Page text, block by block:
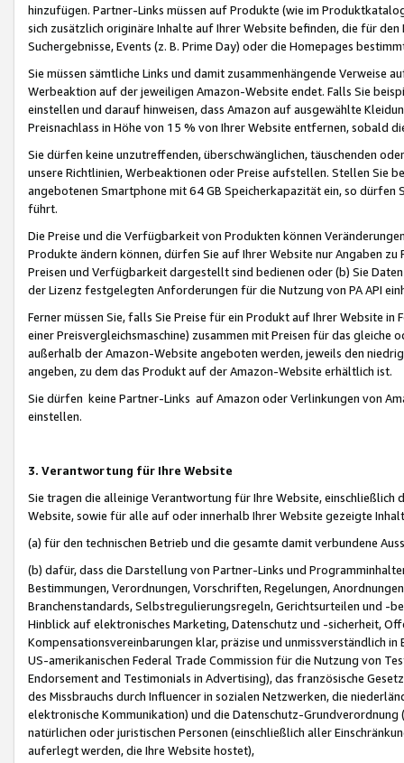
hinzufügen. Partner-Links müssen auf Produkte (wie im
sich zusätzlich originäre Inhalte auf Ihrer Website befinden, die für
Suchergebnisse, Events (z. B. Prime Day) oder die Homepages
Sie müssen sämtliche Links und damit zusammenhängende
Werbeaktion auf der jeweiligen Amazon-Website endet. Falls Sie
einstellen und darauf hinweisen, dass Amazon auf ausgewählte
Preisnachlass in Höhe von 15 % von Ihrer Website entfernen, sobald
Sie dürfen keine unzutreffenden, überschwänglichen, täuschenden
unsere Richtlinien, Werbeaktionen oder Preise aufstellen. Stellen Sie
angebotenen Smartphone mit 64 GB Speicherkapazität ein, so dürfen
führt.
Die Preise und die Verfügbarkeit von Produkten können
Produkte ändern können, dürfen Sie auf Ihrer Website nur Angaben
Preisen und Verfügbarkeit dargestellt sind bedienen oder (b) Sie
der Lizenz festgelegten Anforderungen für die Nutzung von PA API
Ferner müssen Sie, falls Sie Preise für ein Produkt auf Ihrer Website
einer Preisvergleichsmaschine) zusammen mit Preisen für das
außerhalb der Amazon-Website angeboten werden, jeweils den
angeben, zu dem das Produkt auf der Amazon-Website erhältlich ist.
Sie dürfen keine Partner-Links auf Amazon oder Verlinkungen von
einstellen.
3. Verantwortung für Ihre Website
Sie tragen die alleinige Verantwortung für Ihre Website,
Website, sowie für alle auf oder innerhalb Ihrer Website gezeigte
(a) für den technischen Betrieb und die gesamte damit verbundene
(b) dafür, dass die Darstellung von Partner-Links und
Bestimmungen, Verordnungen, Vorschriften, Regelungen,
Branchenstandards, Selbstregulierungsregeln, Gerichtsurteilen und -
Hinblick auf elektronisches Marketing, Datenschutz und -sicherheit,
Kompensationsvereinbarungen klar, präzise und unmissverständlich
US-amerikanischen Federal Trade Commission für die Nutzung von
Endorsement and Testimonials in Advertising), das französische
des Missbrauchs durch Influencer in sozialen Netzwerken, die
elektronische Kommunikation) und die Datenschutz-
natürlichen oder juristischen Personen (einschließlich aller
auferlegt werden, die Ihre Website hostet),